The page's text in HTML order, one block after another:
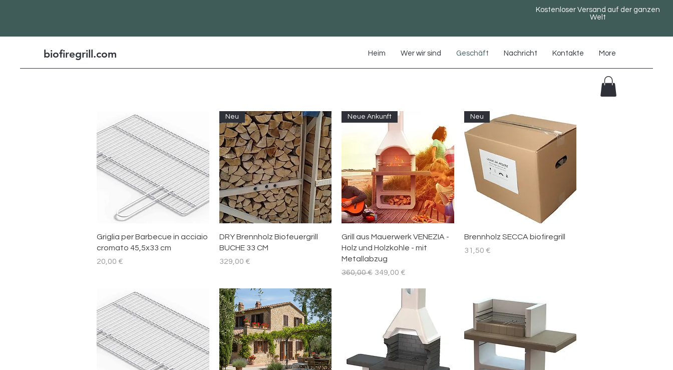
Kostenloser Versand auf der ganzen
Welt
biofiregrill.com Heim Wer wir sind Geschäft Nachricht Kontakte More
Schnellansicht
Griglia per Barbecue in acciaio
cromato 45,5x33 cm
Preis
20,00 €
Schnellansicht
Neu
DRY Brennholz Biofeuergrill
BUCHE 33 CM
Preis
329,00 €
Schnellansicht
Neue Ankunft
Grill aus Mauerwerk VENEZIA -
Holz und Holzkohle - mit
Metallabzug
Standardpreis
360,00 € Sale-Preis
349,00 €
Schnellansicht
Neu
Brennholz SECCA biofiregrill
Preis
31,50 €